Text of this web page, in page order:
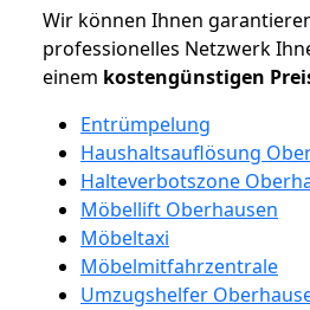
Wir können Ihnen
professionelles Netzwerk
einem kostengünstigen
Entrümpelung
Haushaltsauflösung
Halteverbotszone
Möbellift Oberhausen
Möbeltaxi
Möbelmitfahrzentrale
Umzugshelfer